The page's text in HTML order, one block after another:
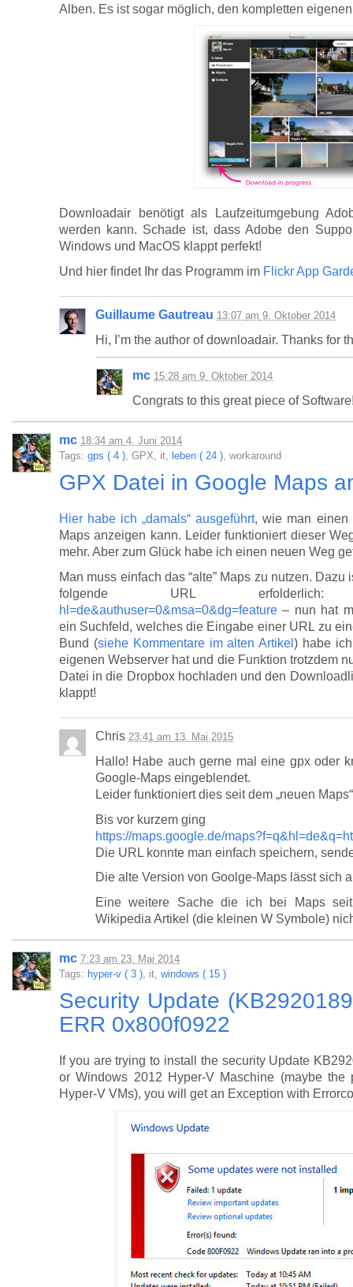
Alben. Es ist sogar möglich, den kompletten
Downloadair benötigt als Laufzeitumgebung
werden kann. Schade ist, dass Adobe den
Windows und MacOS klappt perfekt!
Und hier findet Ihr das Programm im Flickr App
Guillaume Gautreau 13:07 am 9. Oktober 2014
Hi, I’m the author of downloadair. Thanks for
mc 15:28 am 9. Oktober 2014
Congrats to this great piece of
mc 18:34 am 4. Juni 2014
Tags: gps ( 4 ) , GPX, it, leben ( 24 ) , workaround
GPX Datei in Google Maps
Hier habe ich „damals“ ausgeführt, wie man einen
Maps anzeigen kann. Leider funktioniert dieser
mehr. Aber zum Glück habe ich einen neuen Weg
Man muss einfach das “alte” Maps zu nutzen.
folgende URL
hl=de&authuser=0&msa=0&dg=feature – nun hat
ein Suchfeld, welches die Eingabe einer URL zu
Bund (siehe Kommentare im alten Artikel) habe
eigenen Webserver hat und die Funktion trotzdem
Datei in die Dropbox hochladen und den
klappt!
Chris 23:41 am 13. Mai 2015
Hallo! Habe auch gerne mal eine gpx oder
Google-Maps eingeblendet.
Leider funktioniert dies seit dem „neuen
Bis vor kurzem ging
https://maps.google.de/
Die URL konnte man einfach speichern,
Die alte Version von Goolge-Maps lässt sich
Eine weitere Sache die ich bei Maps
Wikipedia Artikel (die kleinen W Symbole)
mc 7:23 am 23. Mai 2014
Tags: hyper-v ( 3 ), it, windows ( 15 )
Security Update
ERR 0x800f0922
If you are trying to install the security Update
or Windows 2012 Hyper-V Maschine (maybe
Hyper-V VMs), you will get an Exception with